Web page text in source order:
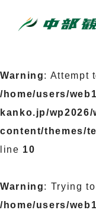
Warning: Attempt
/home/users/
kanko.jp/wp2026/
content/themes/
line 10
Warning: Trying
/home/users/